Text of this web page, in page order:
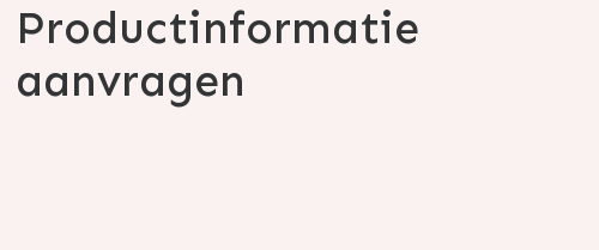
Productinformatie
aanvragen